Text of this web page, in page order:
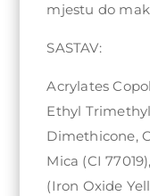
mjestu do
SASTAV:
Acrylates
Ethyl
Dimethicone,
Mica (CI
(Iron Oxide